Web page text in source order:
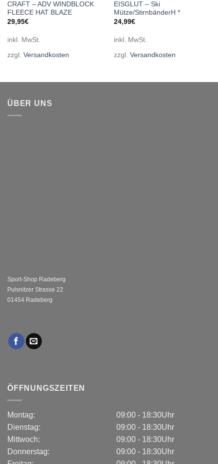
CRAFT – ADV WINDBLOCK
FLEECE HAT BLAZE
29,95€
inkl. MwSt.
zzgl. Versandkosten
EISGLUT – Ski
Mütze/StirnbänderH *
24,99€
inkl. MwSt.
zzgl. Versandkosten
ÜBER UNS
Sport-Shop Radeberg
Pulsnitzer Strasse 22
01454 Radeberg
ÖFFNUNGSZEITEN
Montag:
Dienstag:
Mittwoch:
Donnerstag:
09:00 - 18:30Uhr
09:00 - 18:30Uhr
09:00 - 18:30Uhr
09:00 - 18:30Uhr